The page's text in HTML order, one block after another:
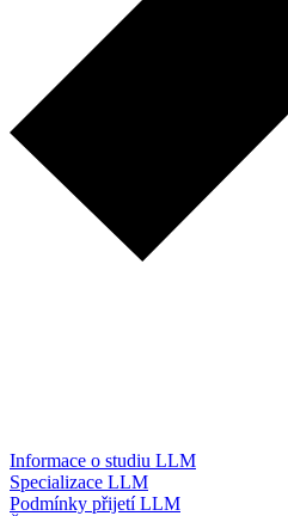
Informace o studiu LLM
Specializace LLM
Podmínky přijetí LLM